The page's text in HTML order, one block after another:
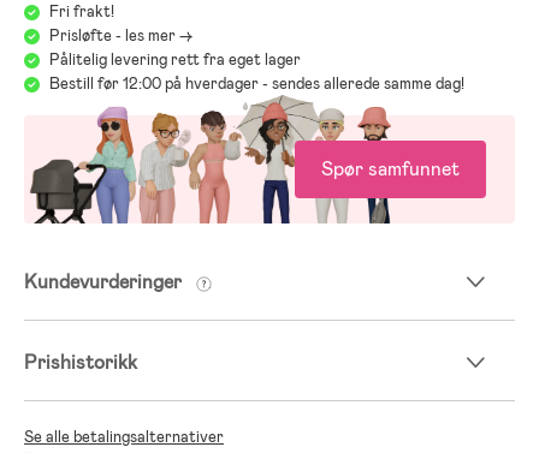
Fri frakt!
Prisløfte - les mer ->
Pålitelig levering rett fra eget lager
Bestill før 12:00 på hverdager - sendes allerede samme dag!
Spør samfunnet
Kundevurderinger
Prishistorikk
Se alle betalingsalternativer